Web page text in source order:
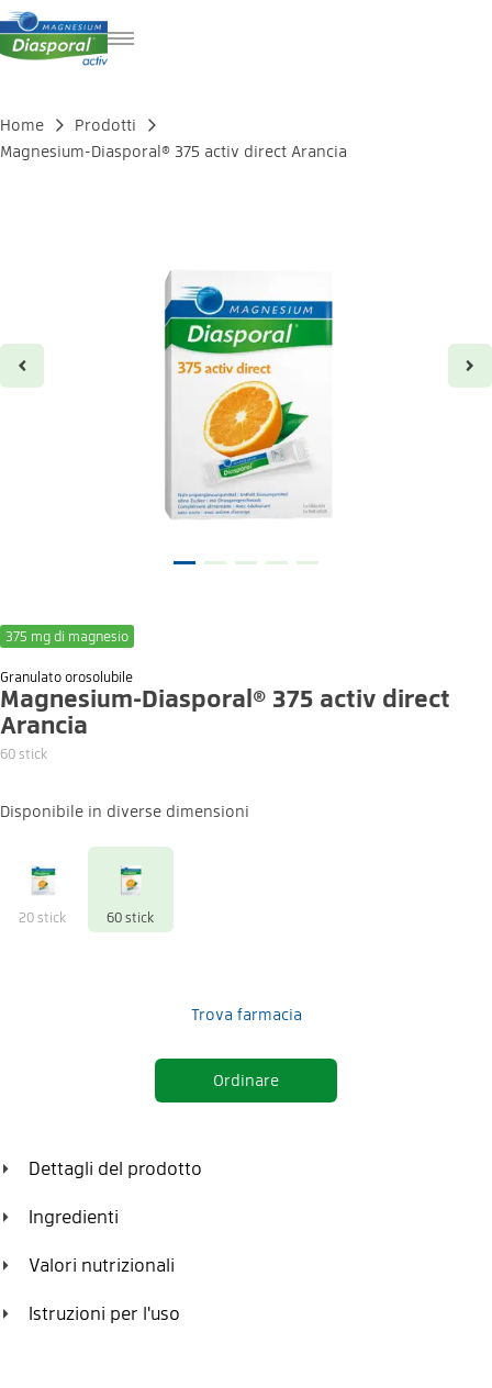
FR
EN
Home
Prodotti
Magnesium-Diasporal® 375 activ direct Arancia
375 mg di magnesio
Granulato orosolubile
Magnesium-Diasporal® 375 activ direct
Arancia
60 stick
Disponibile in diverse dimensioni
20 stick 60 stick
Trova farmacia
Ordinare
Dettagli del prodotto
rapido e fruttato.
Ingredienti
Valori nutrizionali
1 stick contiene:
Istruzioni per l'uso